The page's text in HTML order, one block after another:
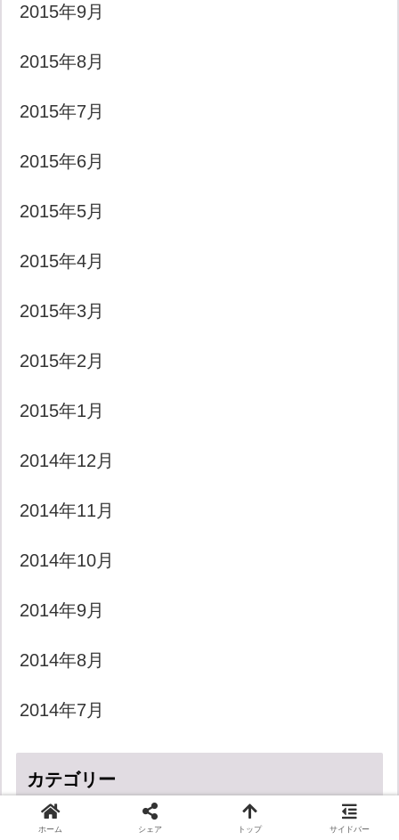
2015年9月
2015年8月
2015年7月
2015年6月
2015年5月
2015年4月
2015年3月
2015年2月
2015年1月
2014年12月
2014年11月
2014年10月
2014年9月
2014年8月
2014年7月
カテゴリー
ホーム シェア トップ サイドバー